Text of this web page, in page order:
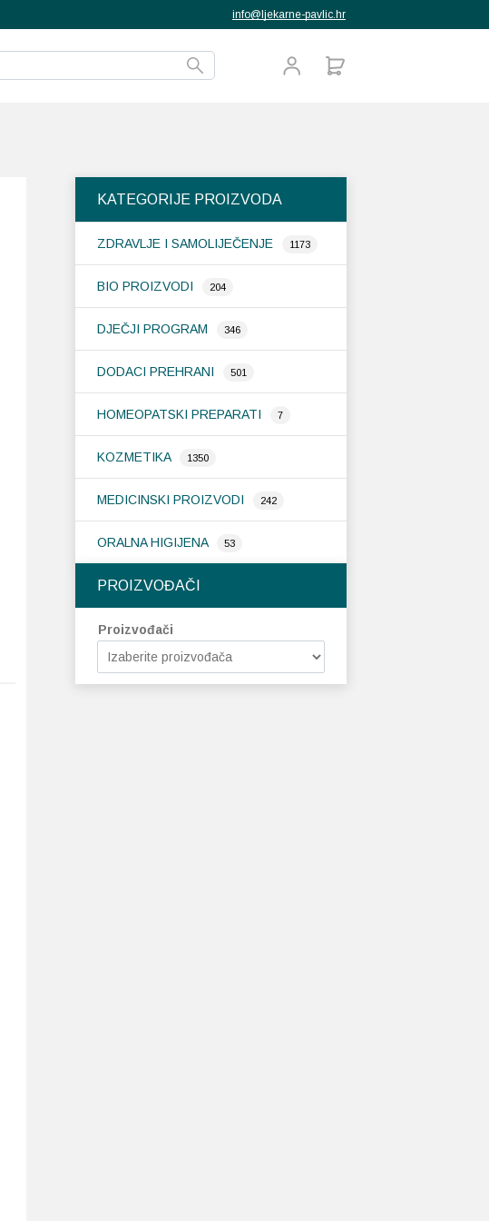
info@ljekarne-pavlic.hr
KATEGORIJE PROIZVODA
ZDRAVLJE I SAMOLIJEČENJE 1173
BIO PROIZVODI 204
DJEČJI PROGRAM 346
DODACI PREHRANI 501
HOMEOPATSKI PREPARATI 7
KOZMETIKA 1350
MEDICINSKI PROIZVODI 242
ORALNA HIGIJENA 53
PROIZVOĐAČI
Proizvođači